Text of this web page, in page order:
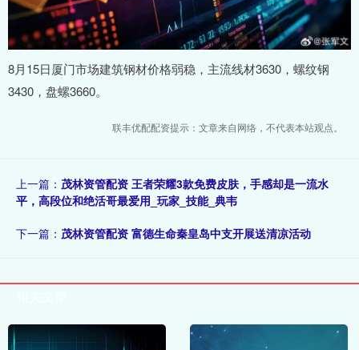
8月15日厦门市场建筑钢材价格弱稳，主流线材3630，螺纹钢
3430，盘螺3660。
联丰优配配资提示：文章来自网络，不代表本站观点。
上一篇： 茂林资管配资 王者荣耀3款免费皮肤，手感却是一流水
平，高段位和绝活哥最爱用_玩家_技能_典韦
下一篇： 茂林资管配资 富德生命秦皇岛中支开展送清凉活动